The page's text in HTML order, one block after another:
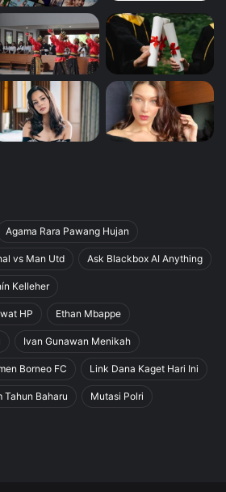
Agama Rara Pawang Hujan
vs Man Utd Ask Blackbox AI Anything
Kelleher
HP Ethan Mbappe
Ivan Gunawan Menikah
Borneo FC Link Dana Kaget Hari Ini
Tahun Baharu Mutasi Polri